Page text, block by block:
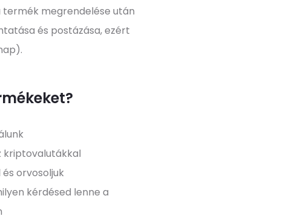
termék megrendelése után
és postázása, ezért
kriptovalutákkal
orvosoljuk
kérdésed lenne a